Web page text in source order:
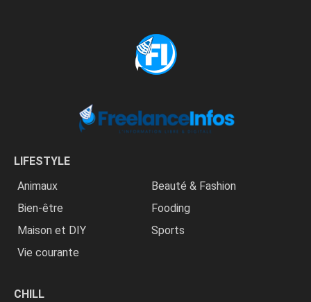
LIFESTYLE
Animaux
Beauté & Fashion
Bien-être
Fooding
Maison et DIY
Sports
Vie courante
CHILL